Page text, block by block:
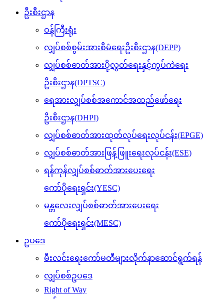
ဦးစီးဌာန
ဝန်ကြီးရုံး
လျှပ်စစ်စွမ်းအားစီမံရေးဦးစီးဌာန(DEPP)
လျှပ်စစ်ဓာတ်အားပို့လွှတ်ရေးနှင့်ကွပ်ကဲရေး
ဦးစီးဌာန(DPTSC)
ရေအားလျှပ်စစ်အကောင်အထည်ဖော်ရေး
ဦးစီးဌာန(DHPI)
လျှပ်စစ်ဓာတ်အားထုတ်လုပ်ရေးလုပ်ငန်း(EPGE)
လျှပ်စစ်ဓာတ်အားဖြန့်ဖြူးရေးလုပ်ငန်း(ESE)
ရန်ကုန်လျှပ်စစ်ဓာတ်အားပေးရေး
ကော်ပိုရေးရှင်း(YESC)
မန္တလေးလျှပ်စစ်ဓာတ်အားပေးရေး
ကော်ပိုရေးရှင်း(MESC)
ဥပဒေ
မီးလင်းရေးကော်မတီများလိုက်နာဆောင်ရွက်ရန်
လျှပ်စစ်ဥပဒေ
Right of Way